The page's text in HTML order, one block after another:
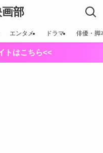
部
エンタメ ドラマ 俳優・脚
トはこちら<<